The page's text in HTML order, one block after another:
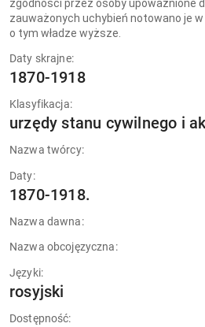
zgodności przez osoby upoważnione
zauważonych uchybień notowano je
o tym władze wyższe.
Daty skrajne:
1870-1918
Klasyfikacja:
urzędy stanu cywilnego i
Nazwa twórcy:
Daty:
1870-1918.
Nazwa dawna:
Nazwa obcojęzyczna:
Języki:
rosyjski
Dostępność: